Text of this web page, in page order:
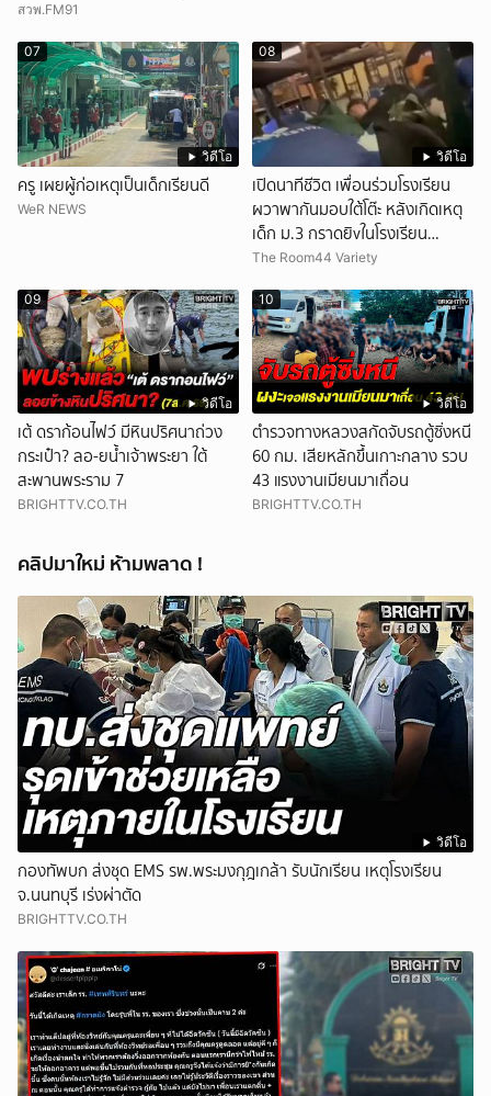
สวพ.FM91
วิดีโอ
07
ครู เผยผู้ก่อเหตุเป็นเด็กเรียนดี
WeR NEWS
วิดีโอ
08
เปิดนาทีชีวิต เพื่อนร่วมโรงเรียน
ผวาพากันมอบใต้โต๊ะ หลังเกิดเหตุ
เด็ก ม.3 กราดยิvในโรงเรียน
เทพศิรินทร์นนท์ แบบไม่เลือกหน้า
The Room44 Variety
วิดีโอ
09
เต้ ดราก้อนไฟว์ มีหินปริศนาถ่วง
กระเป๋า? ลอ-ยน้ำเจ้าพระยา ใต้
สะพานพระราม 7
BRIGHTTV.CO.TH
วิดีโอ
10
ตำรวจทางหลวงสกัดจับรถตู้ซิ่งหนี
60 กม. เสียหลักขึ้นเกาะกลาง รวบ
43 แรงงานเมียนมาเถื่อน
BRIGHTTV.CO.TH
คลิปมาใหม่ ห้ามพลาด !
วิดีโอ
กองทัพบก ส่งชุด EMS รพ.พระมงกุฎเกล้า รับนักเรียน เหตุโรงเรียน
จ.นนทบุรี เร่งผ่าตัด
BRIGHTTV.CO.TH